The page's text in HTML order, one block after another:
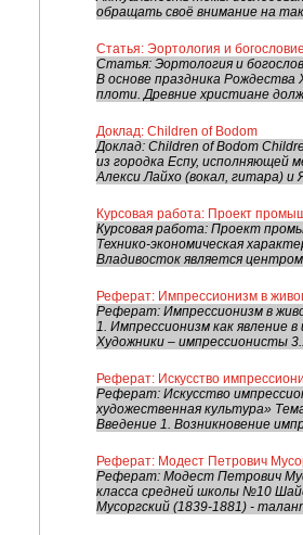
обращать своё внимание на
Статья: Эортология и
Статья: Эортология и
В основе праздника
плоти. Древние христиане
Доклад: Children of Bodom
Доклад: Children of Bodom
из городка Еспу, исполняющей
Алекси Лайхо (вокал, гитара) и
Курсовая работа: Проект
Курсовая работа: Проект
Технико-экономическая
Владивосток является
Реферат: Импрессионизм в
Реферат: Импрессионизм в
1. Импрессионизм как явление
Художники – импрессионисты
Реферат: Искусство
Реферат: Искусство
художественная культура»
Введение 1. Возникновение
Реферат: Модест Петрович
Реферат: Модест Петрович
класса средней школы №10
Мусоргский (1839-1881) -